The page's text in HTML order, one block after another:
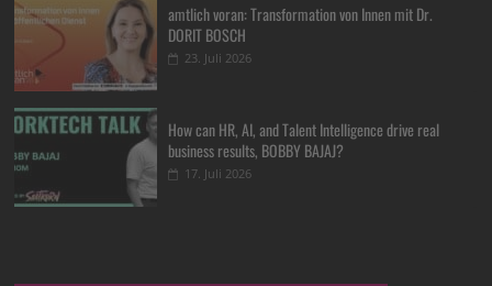
amtlich voran: Transformation von Innen mit Dr.
DORIT BOSCH
23. Juli 2026
How can HR, AI, and Talent Intelligence drive real
business results, BOBBY BAJAJ?
17. Juli 2026